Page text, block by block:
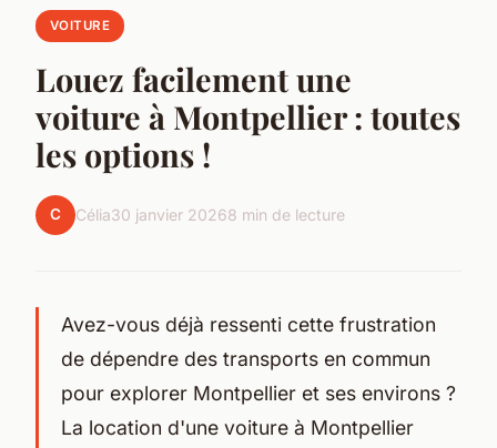
VOITURE
Louez facilement une
voiture à Montpellier : toutes
les options !
C Célia30 janvier 20268 min de lecture
Avez-vous déjà ressenti cette frustration
de dépendre des transports en commun
pour explorer Montpellier et ses environs ?
La location d'une voiture à Montpellier